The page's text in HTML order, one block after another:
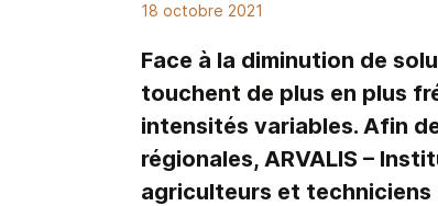
18 octobre 2021
Face à la diminution de
touchent de plus en plus
intensités variables. Afin
régionales, ARVALIS –
agriculteurs et techniciens